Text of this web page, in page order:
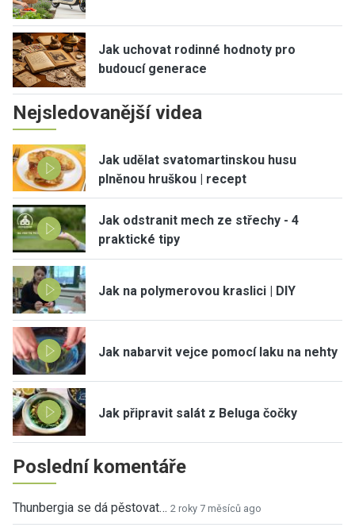
Jak uchovat rodinné hodnoty pro
budoucí generace
Nejsledovanější videa
Jak udělat svatomartinskou husu
plněnou hruškou | recept
Jak odstranit mech ze střechy - 4
praktické tipy
Jak na polymerovou kraslici | DIY
Jak nabarvit vejce pomocí laku na nehty
Jak připravit salát z Beluga čočky
Poslední komentáře
Thunbergia se dá pěstovat… 2 roky 7 měsíců ago